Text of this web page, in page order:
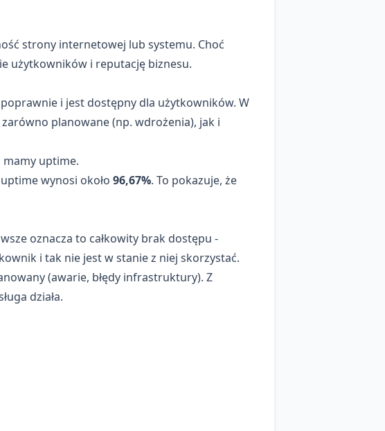
strony internetowej lub systemu. Choć
użytkowników i reputację biznesu.
i jest dostępny dla użytkowników. W
planowane (np. wdrożenia), jak i
mamy uptime.
wynosi około 96,67%. To pokazuje, że
oznacza to całkowity brak dostępu -
i tak nie jest w stanie z niej skorzystać.
(awarie, błędy infrastruktury). Z
działa.